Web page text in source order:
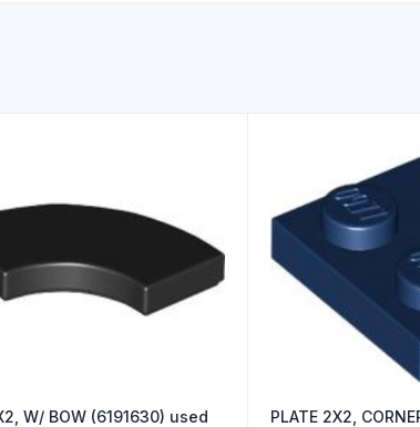
W/ BOW (6191630) used
PLATE 2X2,